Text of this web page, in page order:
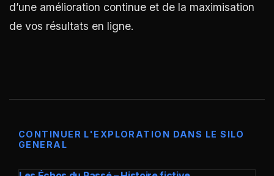
d’une amélioration continue et de la maximisation
de vos résultats en ligne.
CONTINUER L'EXPLORATION DANS LE SILO
GENERAL